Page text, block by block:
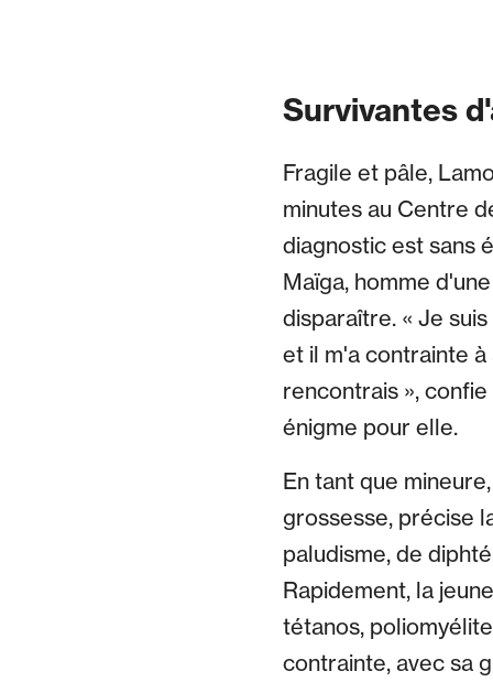
Survivantes
Fragile et pâle,
minutes au Centre
diagnostic est sans
Maïga, homme
disparaître. « Je
et il m'a contrainte
rencontrais »,
énigme pour elle.
En tant que
grossesse, précise
paludisme, de
Rapidement, la
tétanos,
contrainte, avec sa